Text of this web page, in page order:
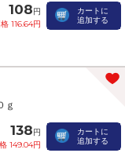
108円
116.64円
カートに
追加する
ｇ
138円
149.04円
カートに
追加する